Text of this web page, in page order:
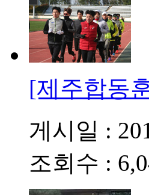
[제주합동
게시일 :
조회수 :